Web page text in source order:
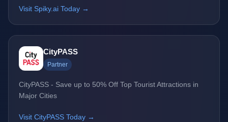
Visit Spiky.ai Today →
CityPASS
Partner
CityPASS - Save up to 50% Off Top Tourist Attractions in
Major Cities
Visit CityPASS Today →